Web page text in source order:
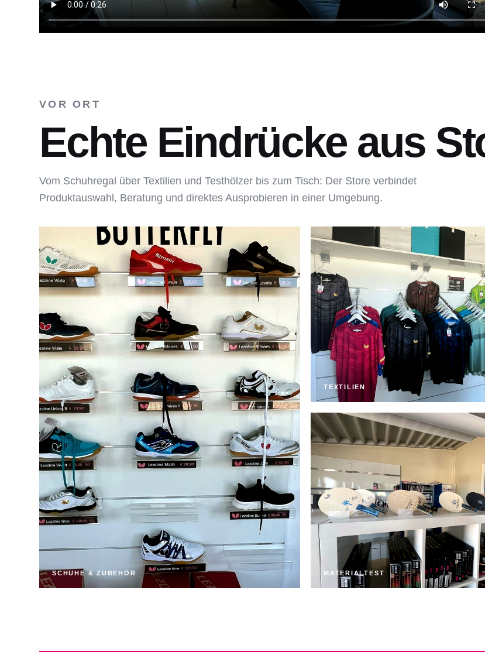
VOR ORT
Echte Eindrücke aus
Vom Schuhregal über Textilien und Testhölzer bis zum Tisch: Der Store verbindet
Produktauswahl, Beratung und direktes Ausprobieren in einer Umgebung.
SCHUHE & ZUBEHÖR
TEXTILIEN
MATERIALTEST